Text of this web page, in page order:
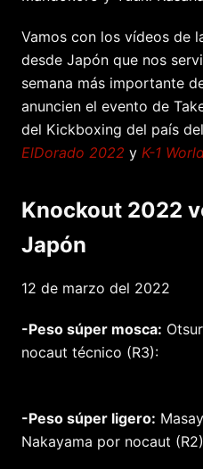
Vamos con los vídeos de
desde Japón que nos
semana más importante
anuncien el evento de
del Kickboxing del país
ElDorado 2022 y K-1
Knockout 2022
Japón
12 de marzo del 2022
-Peso súper mosca:
nocaut técnico (R3):
-Peso súper ligero:
Nakayama por nocaut